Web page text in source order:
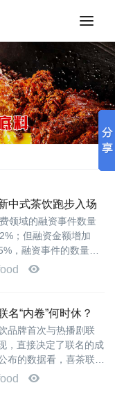
重
庆
火
锅
底
料
批
发
，
锅
底
料
厂
庆
火
锅
底
中式茶饮跑步入场
领域的融资事件数量
；但融资金额增加
，融资事件的数量虽
涨。 结合2022上半年
名“内卷”何时休？
品牌首次与热播剧联
，直接决定了联名的成
布的数据看，喜茶联名
30万杯，单店最高...